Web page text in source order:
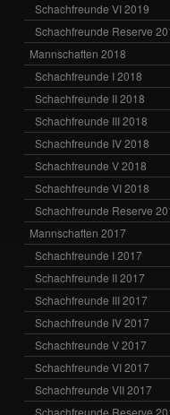
Schachfreunde VI 2019
Schachfreunde Reserve
Mannschaften 2018
Schachfreunde I 2018
Schachfreunde II 2018
Schachfreunde III 2018
Schachfreunde IV 2018
Schachfreunde V 2018
Schachfreunde VI 2018
Schachfreunde Reserve
Mannschaften 2017
Schachfreunde I 2017
Schachfreunde II 2017
Schachfreunde III 2017
Schachfreunde IV 2017
Schachfreunde V 2017
Schachfreunde VI 2017
Schachfreunde VII 2017
Schachfreunde Reserve